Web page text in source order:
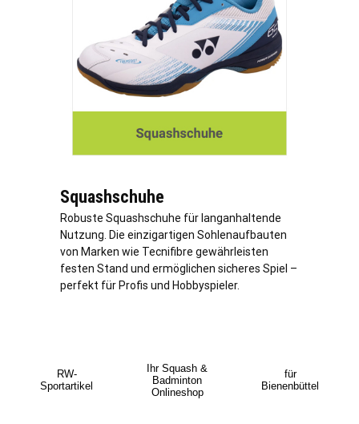
Squashschuhe
Robuste Squashschuhe für langanhaltende
Nutzung. Die einzigartigen Sohlenaufbauten
von Marken wie Tecnifibre gewährleisten
festen Stand und ermöglichen sicheres Spiel –
perfekt für Profis und Hobbyspieler.
RW-
Sportartikel
Ihr Squash &
Badminton
Onlineshop
für
Bienenbüttel